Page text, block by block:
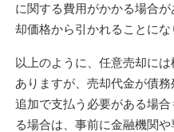
に関する費用がかかる場合
却価格から引かれることにな
以上のように、任意売却に
ありますが、売却代金が債
追加で支払う必要がある場
る場合は、事前に金融機関